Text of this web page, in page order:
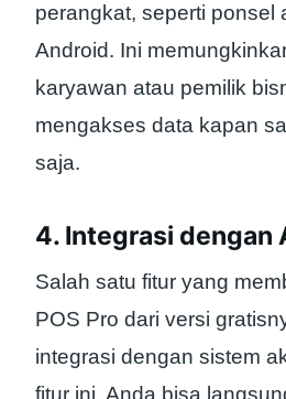
perangkat, seperti ponsel
Android. Ini
karyawan atau pemilik
mengakses data kapan
saja.
4. Integrasi dengan
Salah satu fitur yang
POS Pro dari versi
integrasi dengan sistem
fitur ini, Anda bisa